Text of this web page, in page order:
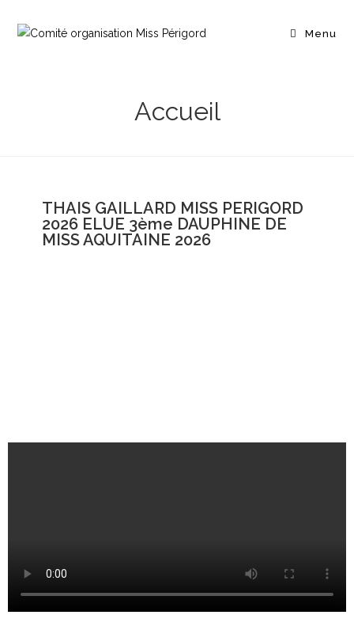
Menu
Accueil
THAIS GAILLARD MISS PERIGORD
2026 ELUE 3ème DAUPHINE DE
MISS AQUITAINE 2026